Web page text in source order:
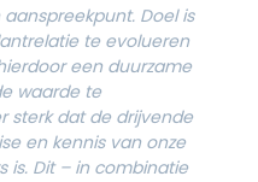
Doel is
te evolueren
een duurzame
waarde te
sterk dat de drijvende
en kennis van onze
is. Dit – in combinatie